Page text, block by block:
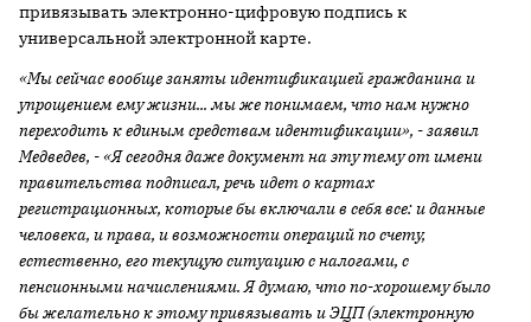
привязывать электронно-цифровую подпись к
универсальной электронной карте.
«Мы сейчас вообще заняты идентификацией гражданина и
упрощением ему жизни... мы же понимаем, что нам нужно
переходить к единым средствам идентификации», - заявил
Медведев, - «Я сегодня даже документ на эту тему от имени
правительства подписал, речь идет о картах
регистрационных, которые бы включали в себя все: и данные
человека, и права, и возможности операций по счету,
естественно, его текущую ситуацию с налогами, с
пенсионными начислениями. Я думаю, что по-хорошему было
бы желательно к этому привязывать и ЭЦП (электронную